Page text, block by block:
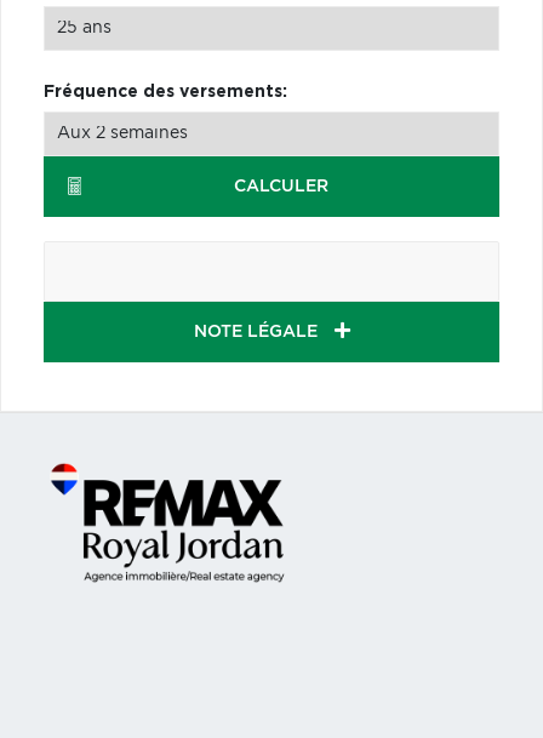
Fréquence des versements:
CALCULER
NOTE LÉGALE